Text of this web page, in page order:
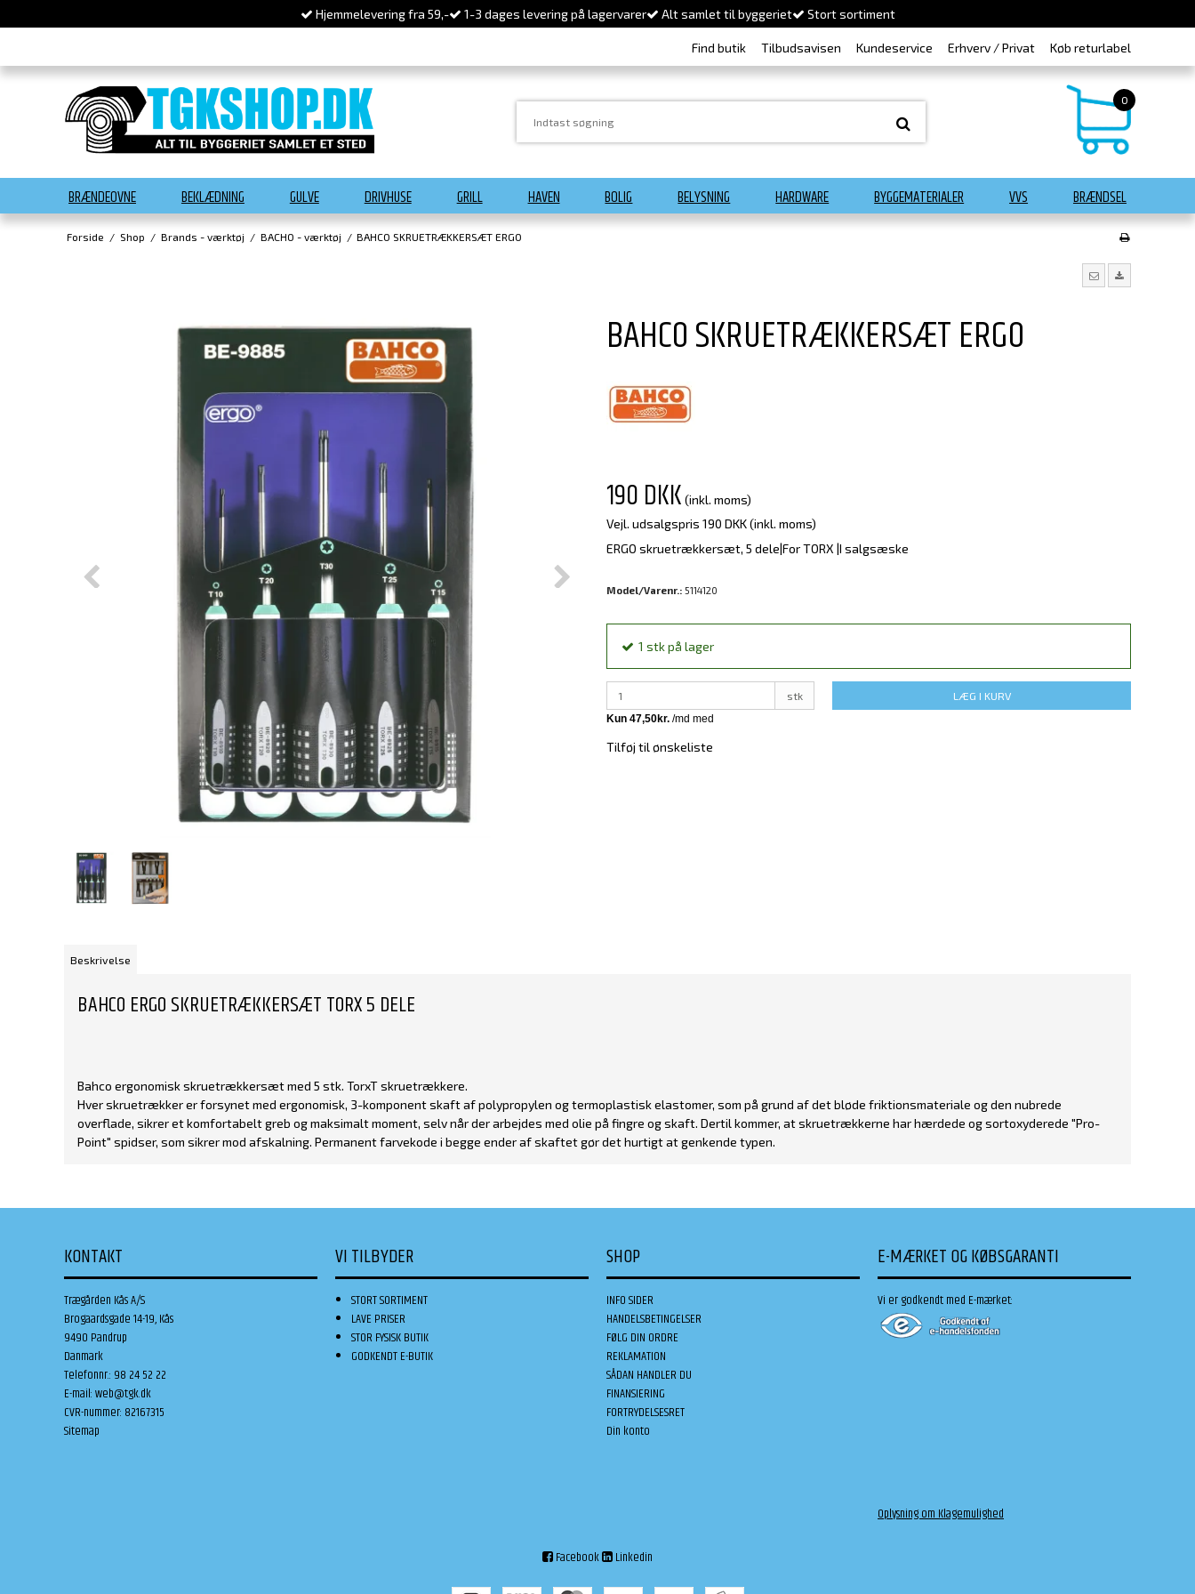
Hjemmelevering fra 59,- 1-3 dages levering på lagervarer Alt samlet til byggeriet Stort sortiment
Find butik Tilbudsavisen Kundeservice Erhverv / Privat Køb returlabel
0
BRÆNDEOVNE BEKLÆDNING GULVE DRIVHUSE GRILL HAVEN BOLIG BELYSNING HARDWARE BYGGEMATERIALER VVS BRÆNDSEL
Forside / Shop / Brands - værktøj / BACHO - værktøj / BAHCO SKRUETRÆKKERSÆT ERGO
BAHCO SKRUETRÆKKERSÆT ERGO
190 DKK (inkl. moms)
Vejl. udsalgspris 190 DKK(inkl. moms)
ERGO skruetrækkersæt, 5 dele|For TORX |I salgsæske
Model/Varenr.: 5114120
1 stkpå lager
stk LÆG I KURV
Tilføj til ønskeliste
Beskrivelse
BAHCO ERGO SKRUETRÆKKERSÆT TORX 5 DELE
Bahco ergonomisk skruetrækkersæt med 5 stk. TorxT skruetrækkere.
Hver skruetrækker er forsynet med ergonomisk, 3-komponent skaft af polypropylen og termoplastisk elastomer, som på grund af det bløde friktionsmateriale og den nubrede
overflade, sikrer et komfortabelt greb og maksimalt moment, selv når der arbejdes med olie på fingre og skaft. Dertil kommer, at skruetrækkerne har hærdede og sortoxyderede "Pro-
Point" spidser, som sikrer mod afskalning. Permanent farvekode i begge ender af skaftet gør det hurtigt at genkende typen.
KONTAKT
Trægården Kås A/S
Brogaardsgade 14-19, Kås
9490 Pandrup
Danmark
Telefonnr.: 98 24 52 22
E-mail:web@tgk.dk
CVR-nummer: 82167315
Sitemap
VI TILBYDER
STORT SORTIMENT
LAVE PRISER
STOR FYSISK BUTIK
GODKENDT E-BUTIK
SHOP
INFO SIDER
HANDELSBETINGELSER
FØLG DIN ORDRE
REKLAMATION
SÅDAN HANDLER DU
FINANSIERING
FORTRYDELSESRET
Din konto
E-MÆRKET OG KØBSGARANTI
Vi er godkendt med E-mærket:
Oplysning om Klagemulighed
Facebook Linkedin